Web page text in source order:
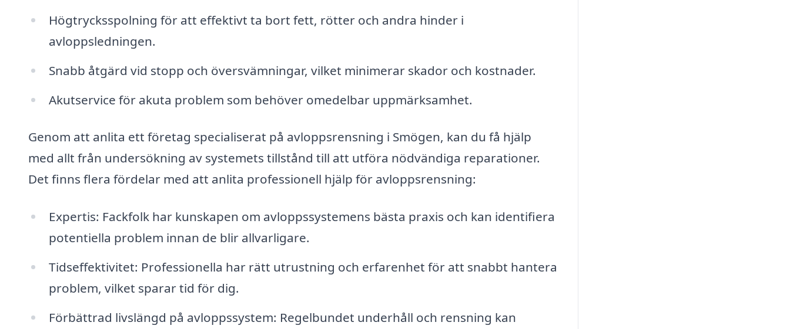
Högtrycksspolning för att effektivt ta bort fett, rötter och andra hinder i
avloppsledningen.
Snabb åtgärd vid stopp och översvämningar, vilket minimerar skador och kostnader.
Akutservice för akuta problem som behöver omedelbar uppmärksamhet.
Genom att anlita ett företag specialiserat på avloppsrensning i Smögen, kan du få hjälp
med allt från undersökning av systemets tillstånd till att utföra nödvändiga reparationer.
Det finns flera fördelar med att anlita professionell hjälp för avloppsrensning:
Expertis: Fackfolk har kunskapen om avloppssystemens bästa praxis och kan identifiera
potentiella problem innan de blir allvarligare.
Tidseffektivitet: Professionella har rätt utrustning och erfarenhet för att snabbt hantera
problem, vilket sparar tid för dig.
Förbättrad livslängd på avloppssystem: Regelbundet underhåll och rensning kan